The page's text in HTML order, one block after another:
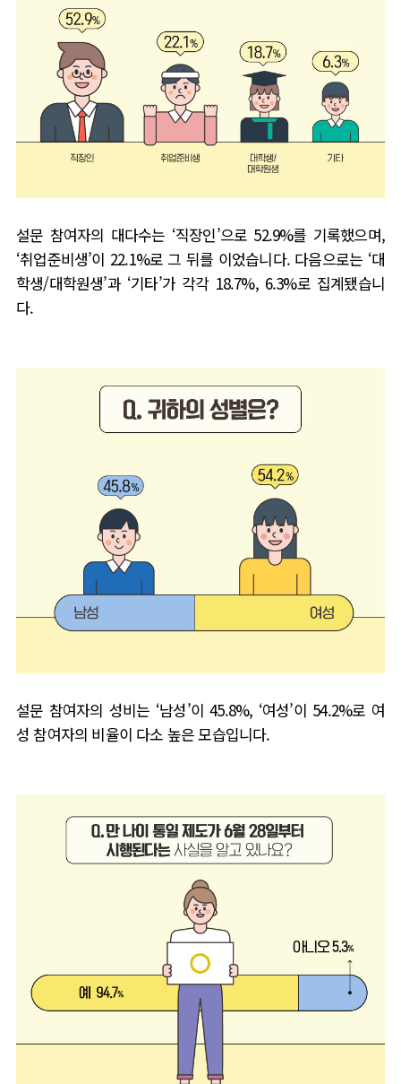
설문 참여자의 대다수는 ‘직장인’으로 52.9%를 기록했으며,
‘취업준비생’이 22.1%로 그 뒤를 이었습니다. 다음으로는 ‘대
학생/대학원생’과 ‘기타’가 각각 18.7%, 6.3%로 집계됐습니
다.
설문 참여자의 성비는 ‘남성’이45.8%, ‘여성’이 54.2%로 여
성 참여자의 비율이 다소 높은 모습입니다.